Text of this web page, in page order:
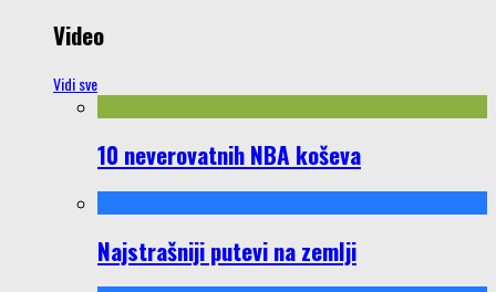
Video
Vidi sve
10 neverovatnih NBA koševa
Najstrašniji putevi na zemlji